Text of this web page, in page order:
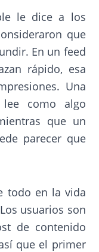
le dice a los
que
En un feed
rápido, esa
Una
como algo
que un
parecer que
todo en la vida
usuarios son
de contenido
que el primer